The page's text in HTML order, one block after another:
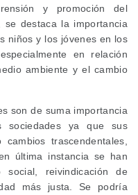
y promoción del
se destaca la importancia
niños y los jóvenes en los
en relación
ambiente y el cambio
son de suma importancia
ya que sus
trascendentales,
última instancia se han
social, reivindicación de
más justa. Se podría